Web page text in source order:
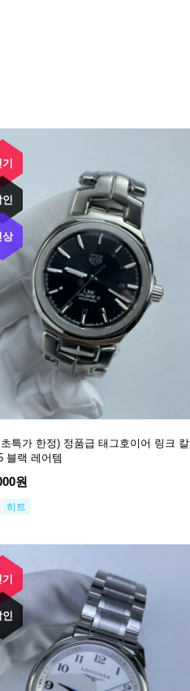
기
인
상
특가 한정) 정품급 태그호이어 링크 칼
블랙 레어템
원
히트